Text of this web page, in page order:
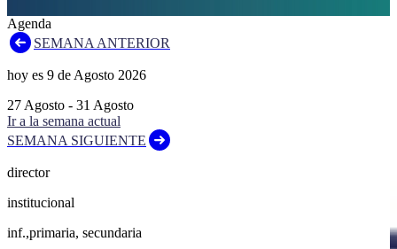
Agenda
SEMANA ANTERIOR
hoy es 9 de Agosto 2026
27 Agosto - 31 Agosto
Ir a la semana actual
SEMANA SIGUIENTE
director
institucional
inf.,primaria, secundaria